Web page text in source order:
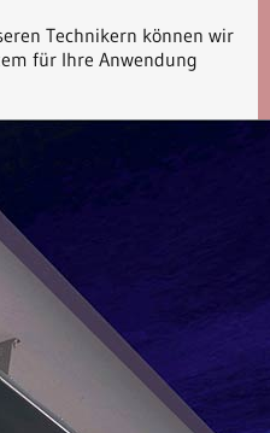
Technikern können wir
für Ihre Anwendung